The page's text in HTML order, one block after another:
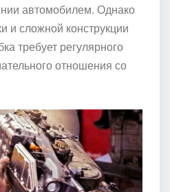
автомобилем. Однако
и сложной конструкции
требует регулярного
отношения со